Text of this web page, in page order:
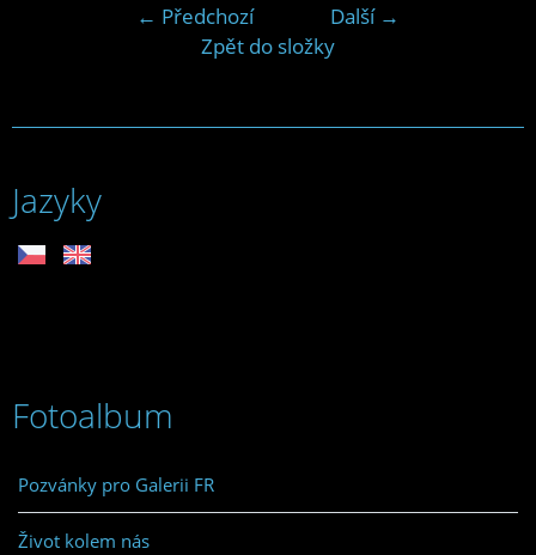
← Předchozí
Další →
Zpět do složky
Jazyky
Fotoalbum
Pozvánky pro Galerii FR
Život kolem nás